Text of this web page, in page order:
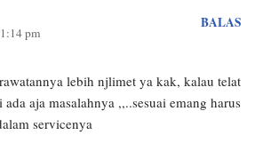
pm
BALAS
lebih njlimet ya kak, kalau telat
aja masalahnya ,,..sesuai emang harus
servicenya